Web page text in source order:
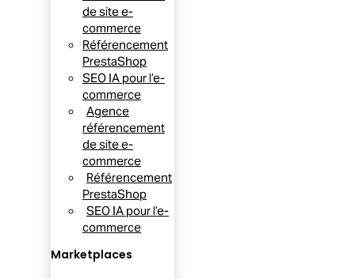
de site e-
commerce
Référencement
PrestaShop
SEO IA pour l’e-
commerce
Agence
référencement
de site e-
commerce
Référencement
PrestaShop
SEO IA pour l’e-
commerce
Marketplaces